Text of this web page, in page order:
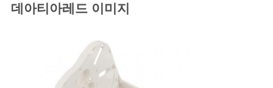
데아티아레드 이미지